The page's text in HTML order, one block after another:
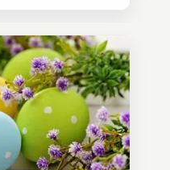
con fines